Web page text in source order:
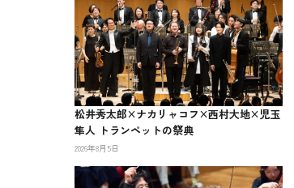
松井秀太郎×ナカリャコフ×西村大地×児玉
隼人 トランペットの祭典
2026年8月5日